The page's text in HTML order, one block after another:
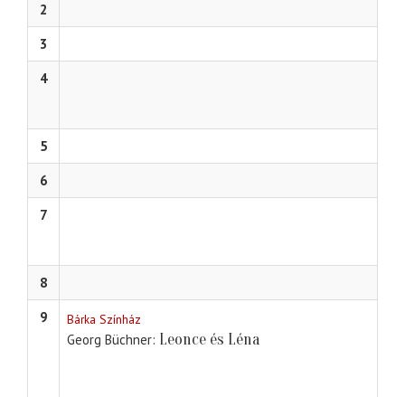
2
3
4
5
6
7
8
9
Bárka Színház
Georg Büchner Leonce és Léna